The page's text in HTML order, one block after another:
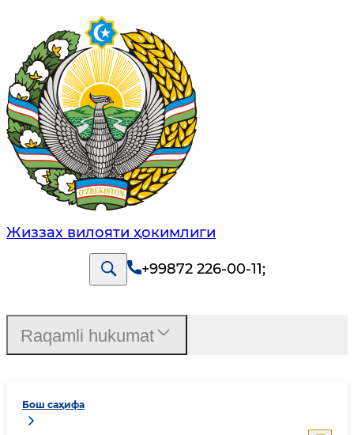
Жиззах вилояти ҳокимлиги
+99872 226-00-11;
Бош саҳифа
Raqamli hukumat